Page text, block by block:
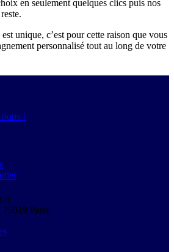
en seulement quelques clics puis nos
unique, c’est pour cette raison que vous
personnalisé tout au long de votre
!
75019 Paris